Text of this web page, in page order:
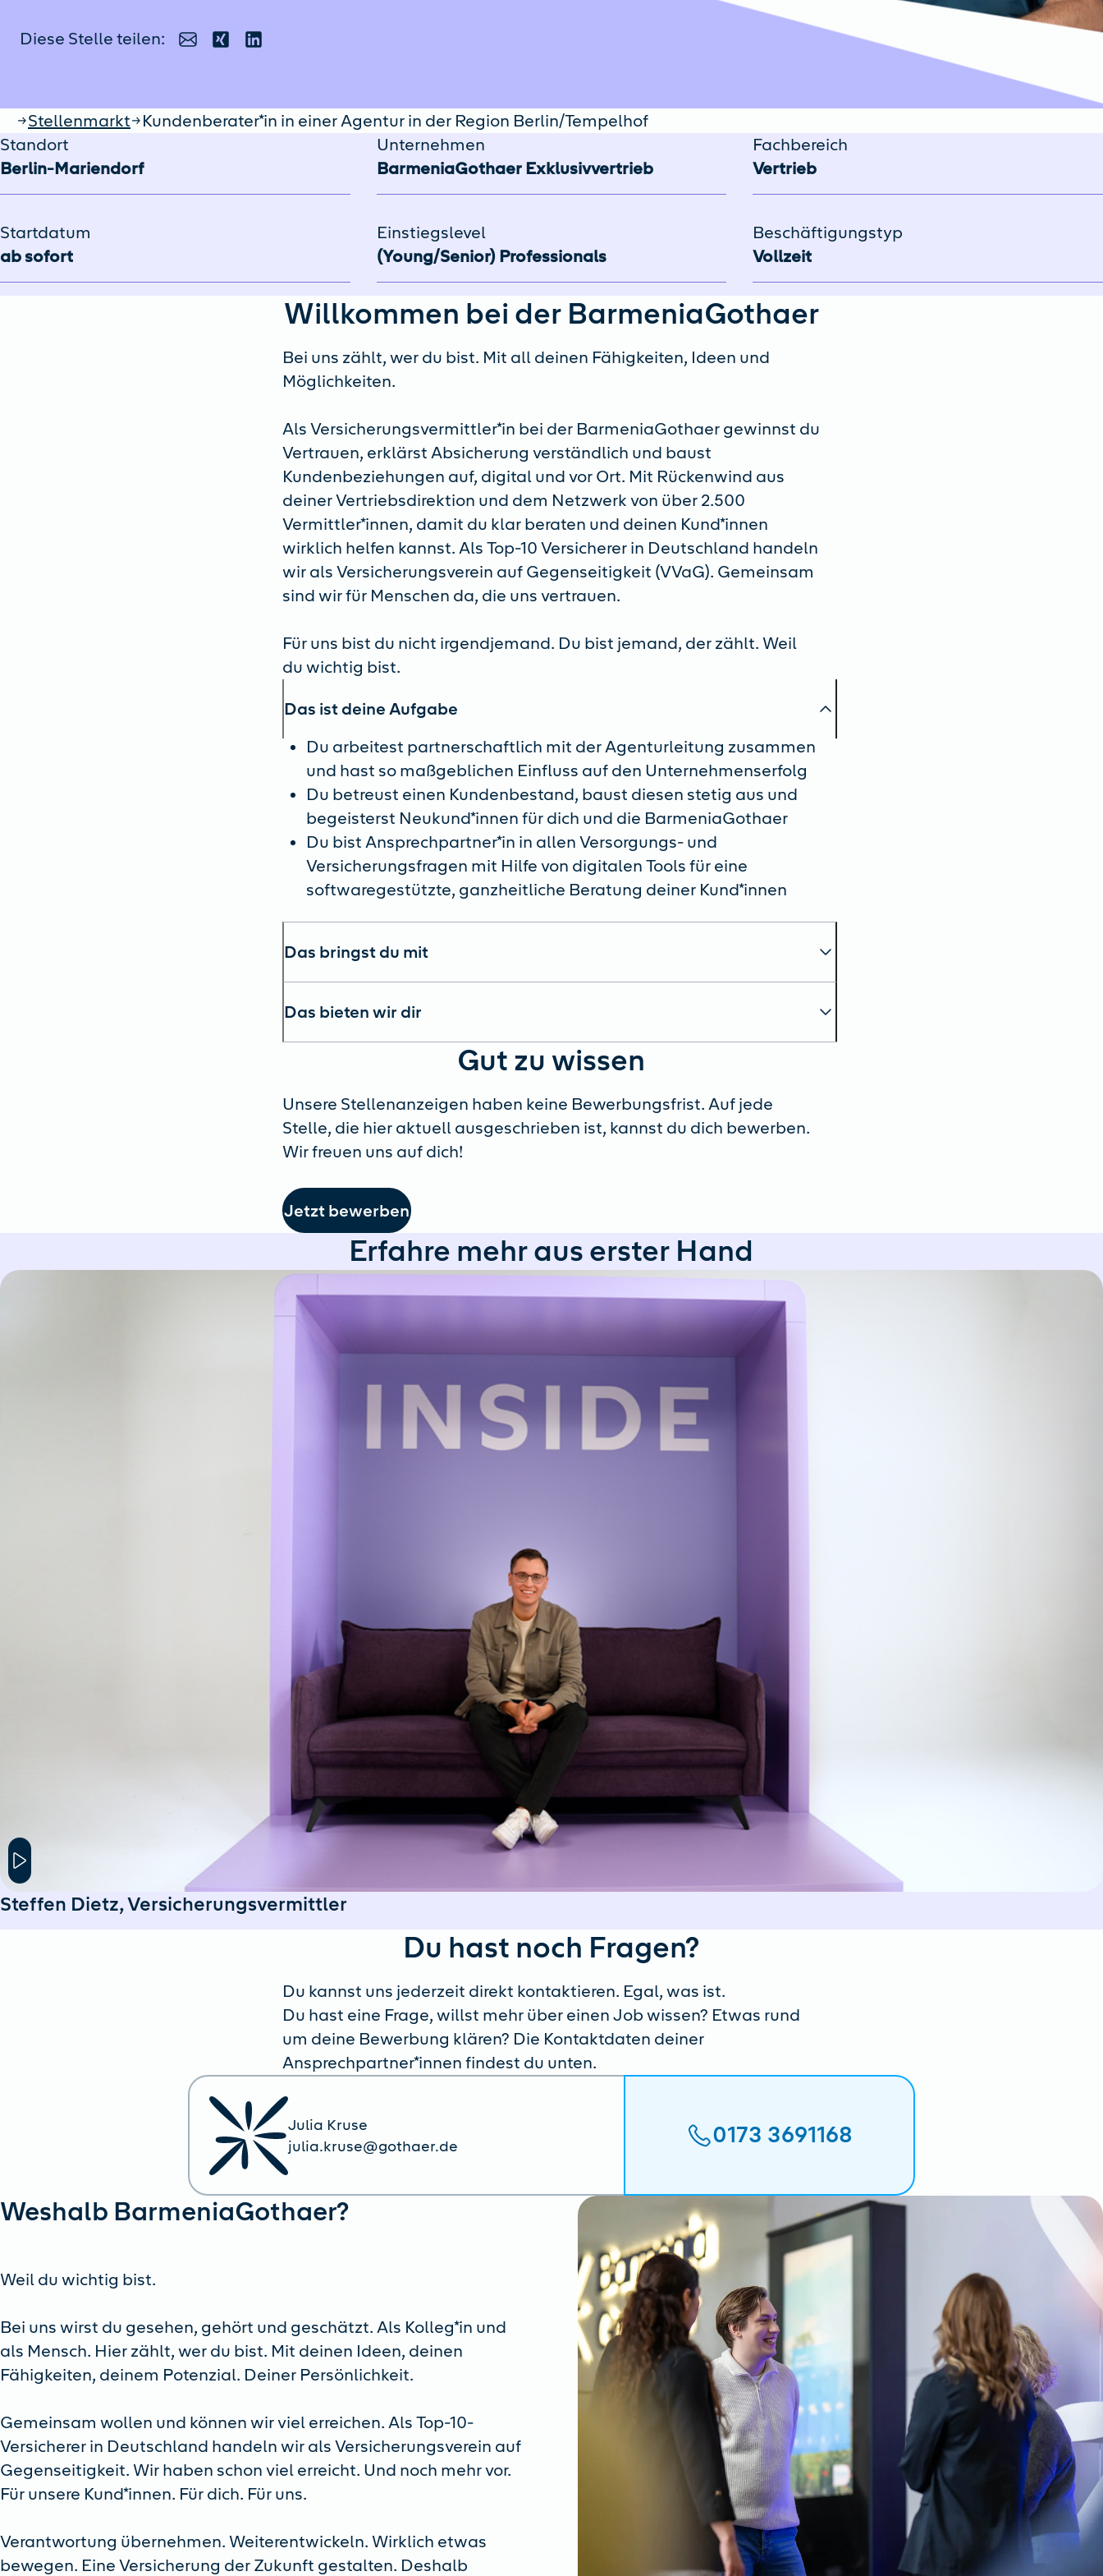
Diese Stelle teilen:
E-MailXingLinkedIn
Startseite
Stellenmarkt Kundenberater*in in einer Agentur in der Region Berlin/Tempelhof
Standort
Berlin-Mariendorf
Unternehmen
BarmeniaGothaer Exklusivvertrieb
Fachbereich
Vertrieb
Startdatum
ab sofort
Einstiegslevel
(Young/Senior) Professionals
Beschäftigungstyp
Vollzeit
Willkommen bei der BarmeniaGothaer
Bei uns zählt, wer du bist. Mit all deinen Fähigkeiten, Ideen und
Möglichkeiten.
Als Versicherungsvermittler*in bei der BarmeniaGothaer gewinnst du
Vertrauen, erklärst Absicherung verständlich und baust
Kundenbeziehungen auf, digital und vor Ort. Mit Rückenwind aus
deiner Vertriebsdirektion und dem Netzwerk von über 2.500
Vermittler*innen, damit du klar beraten und deinen Kund*innen
wirklich helfen kannst. Als Top-10 Versicherer in Deutschland handeln
wir als Versicherungsverein auf Gegenseitigkeit (VVaG). Gemeinsam
sind wir für Menschen da, die uns vertrauen.
Für uns bist du nicht irgendjemand. Du bist jemand, der zählt. Weil
du wichtig bist.
Das ist deine Aufgabe
Du arbeitest partnerschaftlich mit der Agenturleitung zusammen
und hast so maßgeblichen Einfluss auf den Unternehmenserfolg
Du betreust einen Kundenbestand, baust diesen stetig aus und
begeisterst Neukund*innen für dich und die BarmeniaGothaer
Du bist Ansprechpartner*in in allen Versorgungs- und
Versicherungsfragen mit Hilfe von digitalen Tools für eine
softwaregestützte, ganzheitliche Beratung deiner Kund*innen
Das bringst du mit
Das bieten wir dir
Gut zu wissen
Unsere Stellenanzeigen haben keine Bewerbungsfrist. Auf jede
Stelle, die hier aktuell ausgeschrieben ist, kannst du dich bewerben.
Wir freuen uns auf dich!
Jetzt bewerben
Erfahre mehr aus erster Hand
Hier klicken um das Modal Fenster zu öffnen
Steffen Dietz, Versicherungsvermittler
Du hast noch Fragen?
Du kannst uns jederzeit direkt kontaktieren. Egal, was ist.
Du hast eine Frage, willst mehr über einen Job wissen? Etwas rund
um deine Bewerbung klären? Die Kontaktdaten deiner
Ansprechpartner*innen findest du unten.
Julia Kruse
julia.kruse@gothaer.de
0173 3691168
Weshalb BarmeniaGothaer?
Weil du wichtig bist.
Bei uns wirst du gesehen, gehört und geschätzt. Als Kolleg*in und
als Mensch. Hier zählt, wer du bist. Mit deinen Ideen, deinen
Fähigkeiten, deinem Potenzial. Deiner Persönlichkeit.
Gemeinsam wollen und können wir viel erreichen. Als Top-10-
Versicherer in Deutschland handeln wir als Versicherungsverein auf
Gegenseitigkeit. Wir haben schon viel erreicht. Und noch mehr vor.
Für unsere Kund*innen. Für dich. Für uns.
Verantwortung übernehmen. Weiterentwickeln. Wirklich etwas
bewegen. Eine Versicherung der Zukunft gestalten. Deshalb